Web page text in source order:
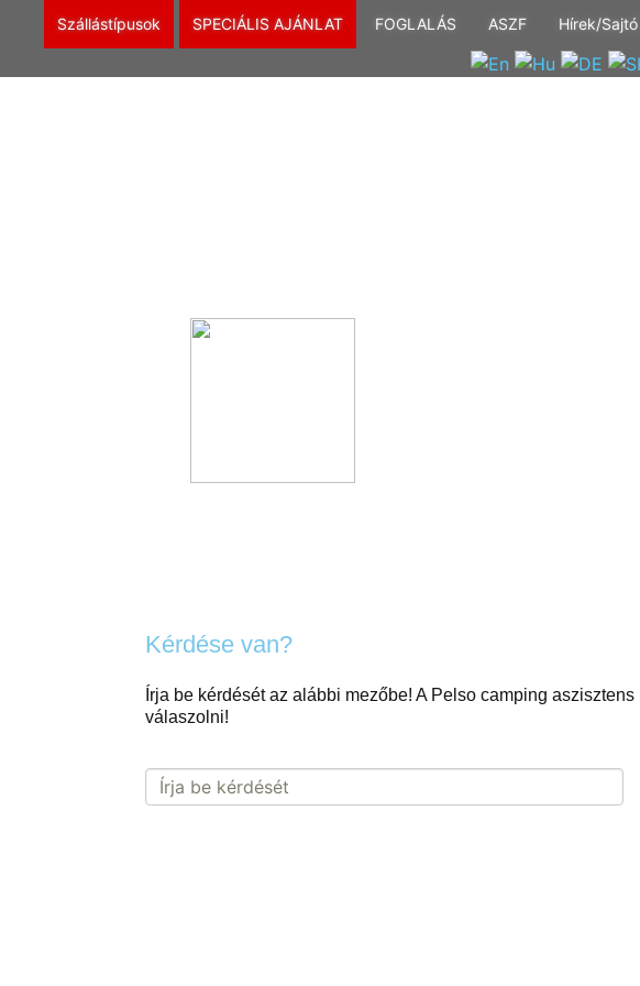
Szállástípusok SPECIÁLIS AJÁNLAT FOGLALÁS ASZF Hírek/Sajtó
Kérdése van?
Írja be kérdését az alábbi mezőbe! A Pelso camping aszisztens
válaszolni!